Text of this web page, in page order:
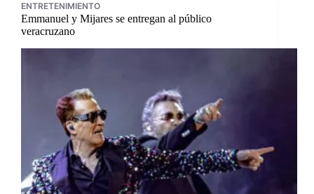
ENTRETENIMIENTO
Emmanuel y Mijares se entregan al público
veracruzano